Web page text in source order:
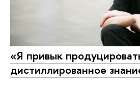
«Я привык
дистиллированное